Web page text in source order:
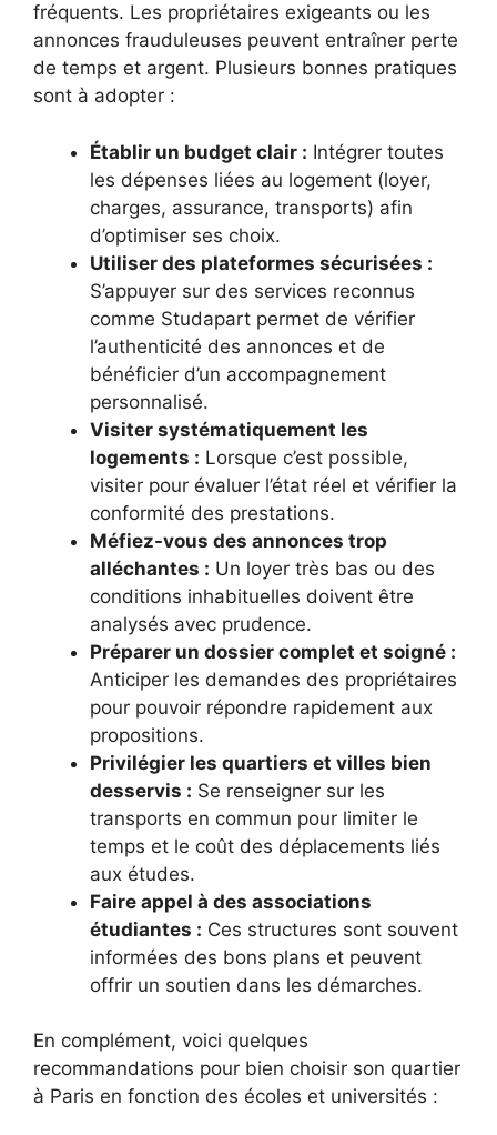
fréquents. Les propriétaires exigeants ou les
annonces frauduleuses peuvent entraîner perte
de temps et argent. Plusieurs bonnes pratiques
sont à adopter :
Établir un budget clair : Intégrer toutes
les dépenses liées au logement (loyer,
charges, assurance, transports) afin
d’optimiser ses choix.
Utiliser des plateformes sécurisées :
S’appuyer sur des services reconnus
comme Studapart permet de vérifier
l’authenticité des annonces et de
bénéficier d’un accompagnement
personnalisé.
Visiter systématiquement les
logements : Lorsque c’est possible,
visiter pour évaluer l’état réel et vérifier la
conformité des prestations.
Méfiez-vous des annonces trop
alléchantes : Un loyer très bas ou des
conditions inhabituelles doivent être
analysés avec prudence.
Préparer un dossier complet et soigné :
Anticiper les demandes des propriétaires
pour pouvoir répondre rapidement aux
propositions.
Privilégier les quartiers et villes bien
desservis : Se renseigner sur les
transports en commun pour limiter le
temps et le coût des déplacements liés
aux études.
Faire appel à des associations
étudiantes : Ces structures sont souvent
informées des bons plans et peuvent
offrir un soutien dans les démarches.
En complément, voici quelques
recommandations pour bien choisir son quartier
à Paris en fonction des écoles et universités :